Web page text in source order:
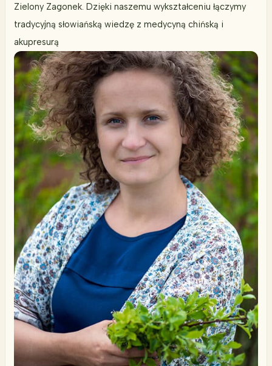
Zielony Zagonek. Dzięki naszemu wykształceniu łączymy
tradycyjną słowiańską wiedzę z medycyną chińską i
akupresurą